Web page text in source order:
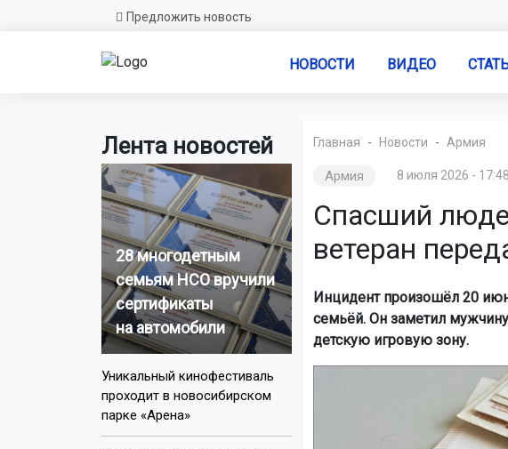
Предложить новость
НОВОСТИ ВИДЕО
Лента новостей
28 многодетным
семьям НСО вручили
сертификаты
на автомобили
Уникальный кинофестиваль
проходит в новосибирском
парке «Арена»
Главная Новости Армия
Армия 8 июля 2026 - 17:48
Спасший
ветеран
Инцидент произошёл 20
семьёй. Он заметил
детскую игровую зону.